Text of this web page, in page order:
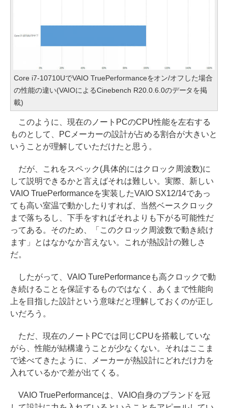
Core i7-10710UでVAIO TruePerformanceをオン/オフした場合
の性能の違い(VAIOによるCinebench R20.0.6.0のデータを掲
載)
このように、現在のノートPCのCPU性能を左右する
ものとして、PCメーカーの設計が占める割合が大きいと
いうことが理解していただけたと思う。
だが、これをスペック(具体的にはクロック周波数)に
して説明できるかと言えばそれは難しい。実際、新しい
VAIO TruePerformanceを実装したVAIO SX12/14であっ
ても高い室温で動かしたりすれば、当然ベースクロック
まで落ちるし、下手をすればそれよりも下がる可能性だ
ってある。そのため、「このクロック周波数で動き続け
ます」とはなかなか言えない。これが熱設計の難しさ
だ。
したがって、VAIO TurePerformanceも高クロックで動
き続けることを保証するものではなく、あくまで性能向
上を目指した設計という意味だと理解しておくのが正し
いだろう。
ただ、現在のノートPCでは同じCPUを搭載していな
がら、性能が結構違うことが少なくない。それはここま
で述べてきたように、メーカーが熱設計にどれだけ力を
入れているかで差が出てくる。
VAIO TruePerformanceは、VAIO自身のブランドを冠